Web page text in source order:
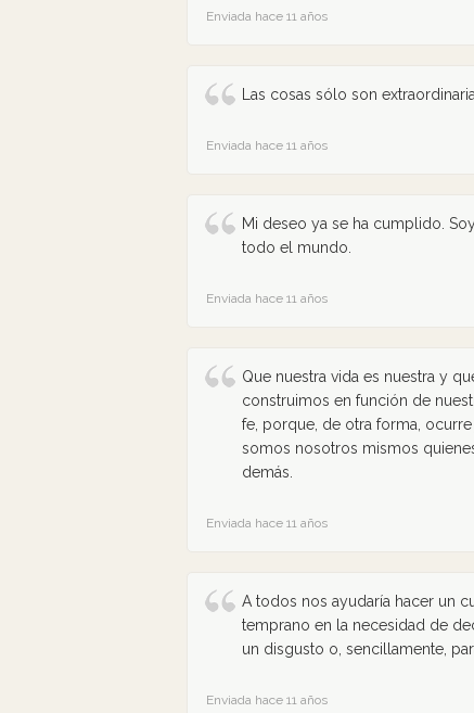
Enviada hace 11 años
Las cosas sólo son
Enviada hace 11 años
Mi deseo ya se ha cumplido.
todo el mundo.
Enviada hace 11 años
Que nuestra vida es nuestra y
construimos en función de
fe, porque, de otra forma,
somos nosotros mismos
demás.
Enviada hace 11 años
A todos nos ayudaría hacer un
temprano en la necesidad de
un disgusto o, sencillamente,
Enviada hace 11 años